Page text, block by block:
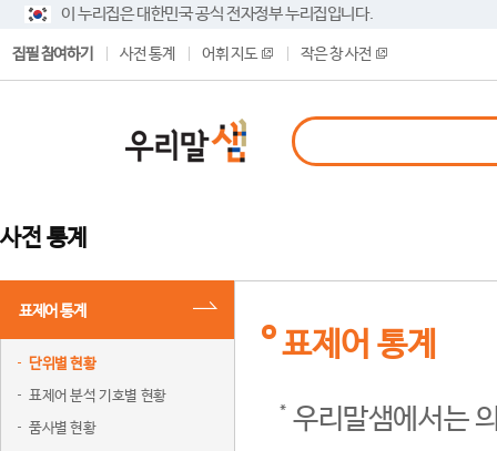
이 누리집은 대한민국 공식 전자정부 누리집입니다.
집필 참여하기 사전 통계 어휘 지도 작은 창 사전
사전 통계
표제어 통계
단위별 현황
표제어 분석 기호별 현황
품사별 현황
표제어 통계
우리말샘에서는